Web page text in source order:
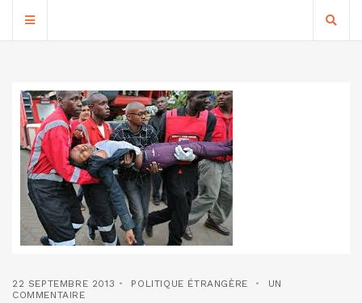
22 SEPTEMBRE 2013 POLITIQUE ÉTRANGÈRE
UN
COMMENTAIRE